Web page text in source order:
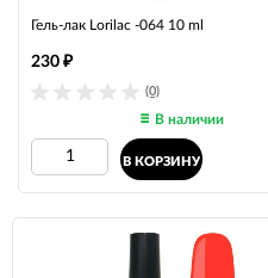
Гель-лак Lorilac -064 10 ml
(0)
230 ₽
В наличии
В КОРЗИНУ